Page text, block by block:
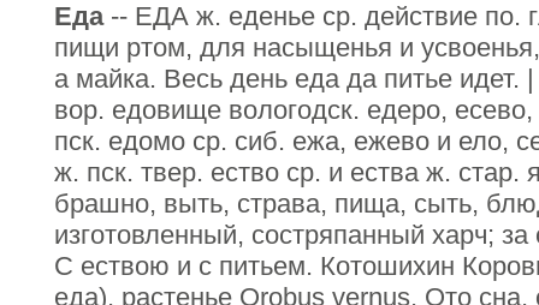
Еда-- ЕДА ж. еденье ср. действие по.
пищи ртом, для насыщенья и
а майка. Весь день еда да питье идет.
вор. едовище вологодск. едеро,
пск. едомо ср. сиб. ежа, ежево и ело,
ж. пск. твер. ество ср. и ества ж. стар.
брашно, выть, страва, пища, сыть,
изготовленный, состряпанный харч;
С ествою и с питьем. Котошихин
еда), растенье Orobus vernus. Ото